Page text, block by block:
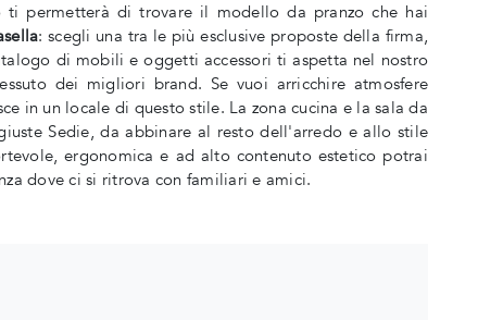
ti permetterà di trovare il modello da pranzo che hai
: scegli una tra le più esclusive proposte della firma,
di mobili e oggetti accessori ti aspetta nel nostro
dei migliori brand. Se vuoi arricchire atmosfere
in un locale di questo stile. La zona cucina e la sala da
Sedie, da abbinare al resto dell'arredo e allo stile
ergonomica e ad alto contenuto estetico potrai
dove ci si ritrova con familiari e amici.